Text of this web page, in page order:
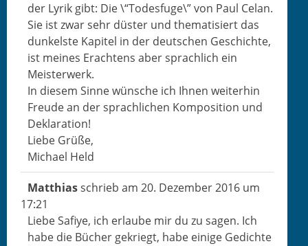
der Lyrik gibt: Die \“Todesfuge\” von Paul Celan.
Sie ist zwar sehr düster und the­ma­tisiert das
dunkel­ste Kapi­tel in der deutschen Geschichte,
ist meines Eracht­ens aber sprach­lich ein
Meisterwerk.
In diesem Sinne wün­sche ich Ihnen weit­er­hin
Freude an der sprach­lichen Kom­po­si­tion und
Deklaration!
Liebe Grüße,
Michael Held
Matthiasschrieb am 20. Dezem­ber 2016 um
17:21
Liebe Safiye, ich erlaube mir du zu sagen. Ich
habe die Büch­er gekriegt, habe einige Gedichte